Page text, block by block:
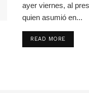
ayer viernes, al
quien asumió en...
READ MORE